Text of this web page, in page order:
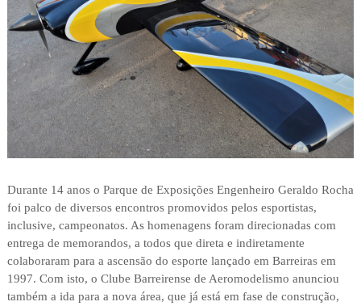
Durante 14 anos o Parque de Exposições Engenheiro Geraldo Rocha
foi palco de diversos encontros promovidos pelos esportistas,
inclusive, campeonatos. As homenagens foram direcionadas com
entrega de memorandos, a todos que direta e indiretamente
colaboraram para a ascensão do esporte lançado em Barreiras em
1997. Com isto, o Clube Barreirense de Aeromodelismo anunciou
também a ida para a nova área, que já está em fase de construção,